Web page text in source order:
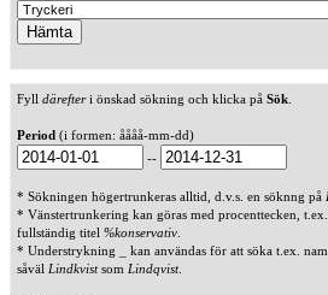
Fyll därefteri önskad sökning och klicka på Sök
Period (i formen: åååå-mm-dd)
--
* Sökningen högertrunkeras alltid, d.v.s. en söknng på
* Vänstertrunkering kan göras med procenttecken,
fullständig titel %konservativ
* Understrykning _ kan användas för att söka t.ex.
såväl Lindkvistsom Lindqvist.